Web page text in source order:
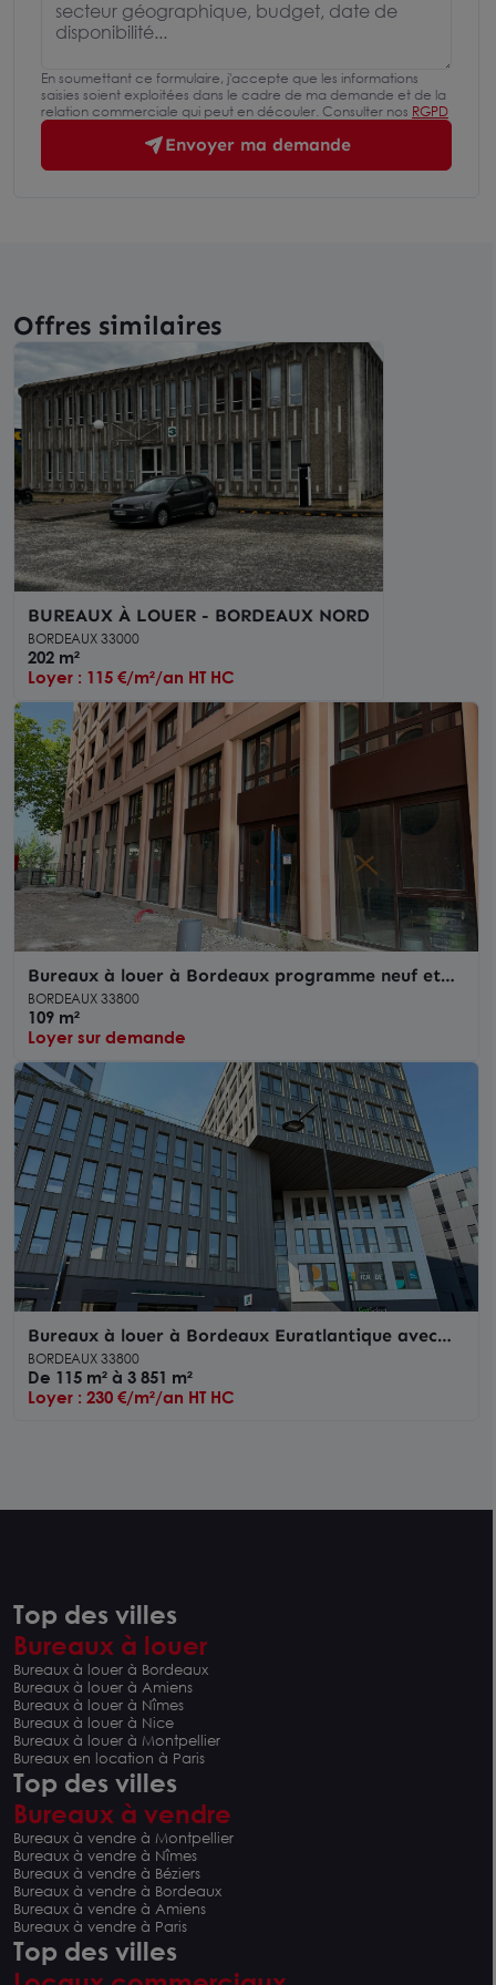
En soumettant ce formulaire, j'accepte que les informations
saisies soient exploitées dans le cadre de ma demande et de la
relation commerciale qui peut en découler. Consulter nos RGPD
Envoyer ma demande
Offres similaires
BUREAUX À LOUER - BORDEAUX NORD
BORDEAUX 33000
202 m²
Loyer : 115 €/m²/an HT HC
Bureaux à louer à Bordeaux programme neuf et
large façade boulevard des Frères Moga
BORDEAUX 33800
109 m²
Loyer sur demande
Bureaux à louer à Bordeaux Euratlantique avec
parking vélos sécurisé
BORDEAUX 33800
De 115 m² à 3 851 m²
Loyer : 230 €/m²/an HT HC
Top des villes
Bureaux à louer
Bureaux à louer à Bordeaux
Bureaux à louer à Amiens
Bureaux à louer à Nîmes
Bureaux à louer à Nice
Bureaux à louer à Montpellier
Bureaux en location à Paris
Top des villes
Bureaux à vendre
Bureaux à vendre à Montpellier
Bureaux à vendre à Nîmes
Bureaux à vendre à Béziers
Bureaux à vendre à Bordeaux
Bureaux à vendre à Amiens
Bureaux à vendre à Paris
Top des villes